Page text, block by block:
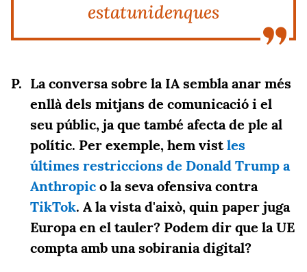
estatunidenques
La conversa sobre la IA sembla anar més
enllà dels mitjans de comunicació i el
seu públic, ja que també afecta de ple al
polític. Per exemple, hem vistles
últimes restriccions de Donald Trump a
Anthropic o la seva ofensiva contra
TikTok. A la vista d'això, quin paper juga
Europa en el tauler? Podem dir que la UE
compta amb una sobirania digital?